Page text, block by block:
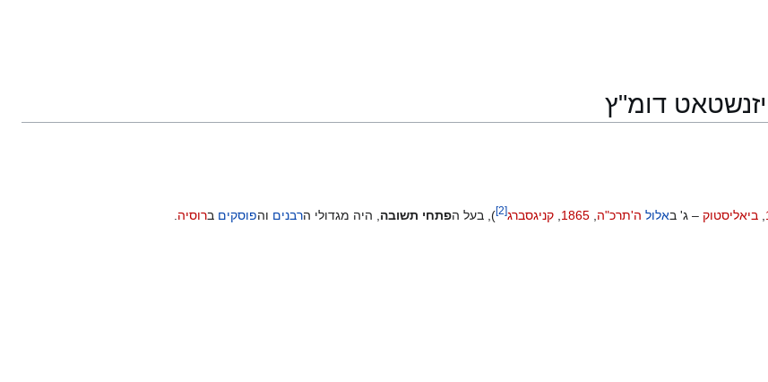
דומ"ץ
ביאליסטוק – ג' באלול ה'תרכ"ה 1865 קניגסברג[
2
]), בעל הפתחי תשובה , היה מגדולי הרבנים והפוסקים ברוסיה